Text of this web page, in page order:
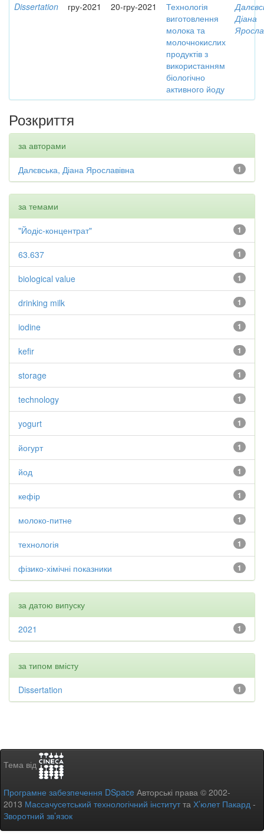
Dissertation гру-2021 20-гру-2021
Технологія
виготовлення
молока та
молочнокислих
продуктів з
використанням
біологічно
активного йоду
Діана
Розкриття
за авторами
1
Далєвська, Діана Ярославівна
за темами
1
"Йодіс-концентрат"
1
63.637
1
biological value
1
drinking milk
1
iodine
1
kefir
1
storage
1
technology
1
yogurt
1
йогурт
1
йод
1
кефір
1
молоко-питне
1
технологія
1
фізико-хімічні показники
за датою випуску
1
2021
за типом вмісту
1
Dissertation
Тема від
Програмне забезпечення DSpace Авторські права © 2002-
2013 Массачусетський технологічний інститутта Х’юлет Пакард -
Зворотний зв’язок